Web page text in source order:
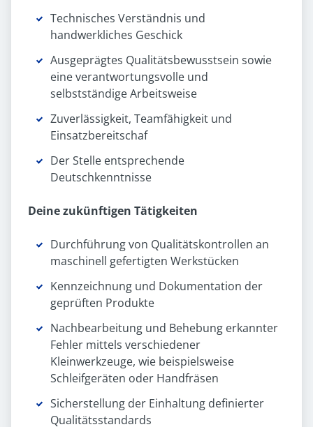
Technisches Verständnis und
handwerkliches Geschick
Ausgeprägtes Qualitätsbewusstsein sowie
eine verantwortungsvolle und
selbstständige Arbeitsweise
Zuverlässigkeit, Teamfähigkeit und
Einsatzbereitschaf
Der Stelle entsprechende
Deutschkenntnisse
Deine zukünftigen Tätigkeiten
Durchführung von Qualitätskontrollen an
maschinell gefertigten Werkstücken
Kennzeichnung und Dokumentation der
geprüften Produkte
Nachbearbeitung und Behebung erkannter
Fehler mittels verschiedener
Kleinwerkzeuge, wie beispielsweise
Schleifgeräten oder Handfräsen
Sicherstellung der Einhaltung definierter
Qualitätsstandards